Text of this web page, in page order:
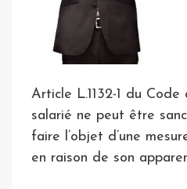
Article L.1132-1 du Code
salarié ne peut être
faire l’objet d’une
en raison de son